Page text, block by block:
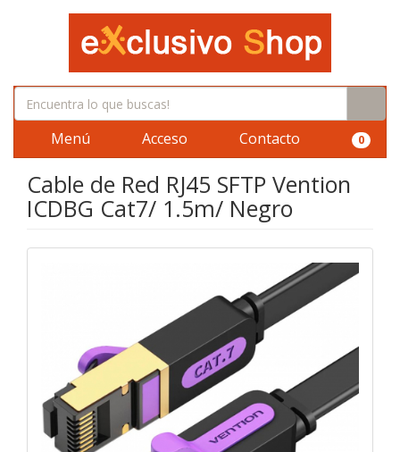
Menú Acceso Contacto 0
Cable de Red RJ45 SFTP Vention
ICDBG Cat7/ 1.5m/ Negro